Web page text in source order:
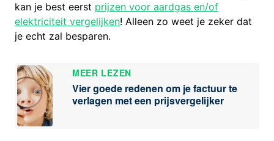
kan je best eerst prijzen voor aardgas en/of
elektriciteit vergelijken! Alleen zo weet je zeker dat
je echt zal besparen.
MEER LEZEN
Vier goede redenen om je factuur te
verlagen met een prijsvergelijker